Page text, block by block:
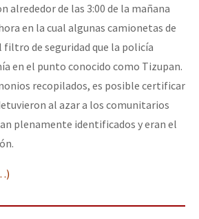
alrededor de las 3:00 de la mañana
en la cual algunas camionetas de
filtro de seguridad que la policía
en el punto conocido como Tizupan.
recopilados, es posible certificar
al azar a los comunitarios
plenamente identificados y eran el